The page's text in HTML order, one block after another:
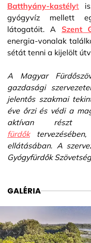
Batthyány-kastélyt
gyógyvíz mellett
látogatóit. A Szent
energia-vonalak
sétát tenni a kijelölt
A Magyar
gazdasági
jelentős szakmai
éve őrzi és védi a
aktívan
fürdőktervezésében,
ellátásában. A
Gyógyfürdők
GALÉRIA